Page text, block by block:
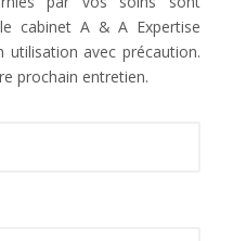
cabinet A & A Expertise
utilisation avec précaution.
prochain entretien.